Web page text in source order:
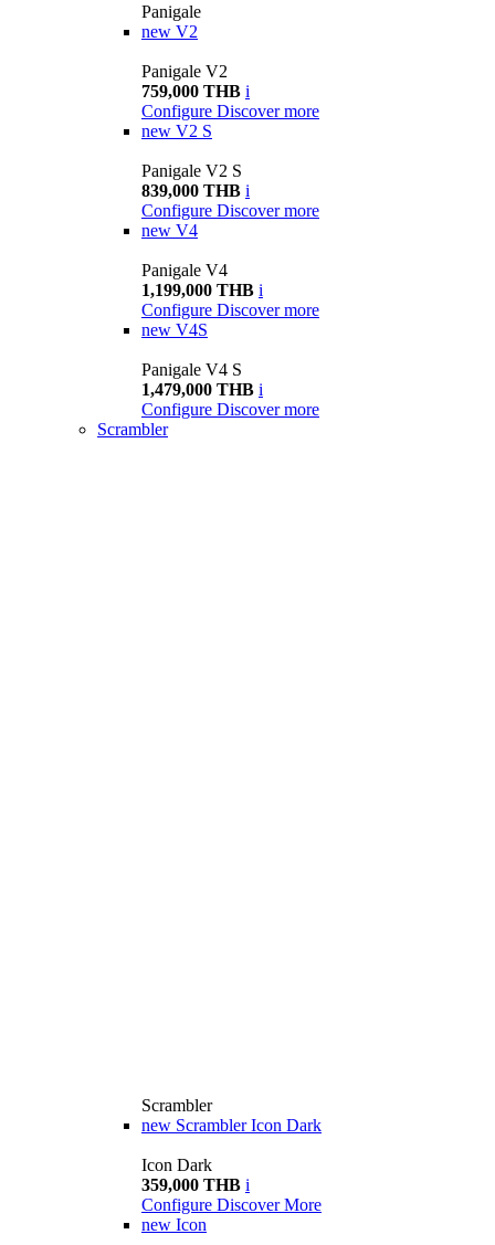
Panigale
new V2
Panigale V2
759,000 THB i
Configure Discover more
new V2 S
Panigale V2 S
839,000 THB i
Configure Discover more
new V4
Panigale V4
1,199,000 THB i
Configure Discover more
new V4S
Panigale V4 S
1,479,000 THB i
Configure Discover more
Scrambler
Scrambler
new Scrambler Icon Dark
Icon Dark
359,000 THB i
Configure Discover More
new Icon